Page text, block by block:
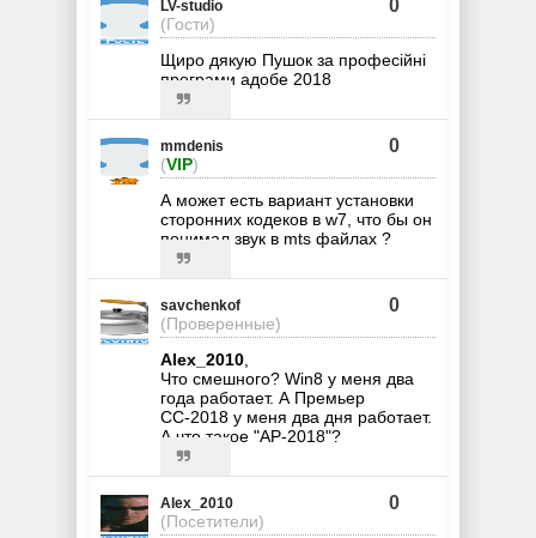
LV-studio
(Гости)
0
Щиро дякую Пушок за професійні
програми адобе 2018
mmdenis
(VIP)
0
А может есть вариант установки
сторонних кодеков в w7, что бы он
понимал звук в mts файлах ?
savchenkof
(Проверенные)
0
Alex_2010
Что смешного? Win8 у меня два
года работает. А Премьер
СС-2018 у меня два дня работает.
А что такое "АР-2018"?
Alex_2010
(Посетители)
0